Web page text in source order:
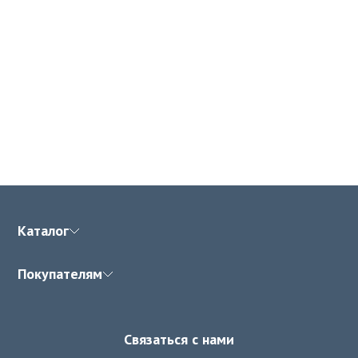
Каталог
Покупателям
Связаться с нами